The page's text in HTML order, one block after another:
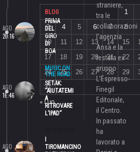
AGO
20:16
BLOG
PRIMA
DEL
GIRO
DI
BOA
AGO
16:46
MUSIC ON
THE ROAD
SETAK:
“AIUTATEMI
A
RITROVARE
L’IPAD”
AGO
I
TIROMANCINO
« LUG
1
3
4 5 6 7 8
10
11 12 13 14 15
17
18 19 20 21 22
24
25 26 27 28 29
31
straniere,
tra le
collaborazioni
l’agenzia
Ansa e la
testata ex
gruppo
L’Espresso-
Finegil
Editoriale,
il Centro.
In passato
ha
lavorato a